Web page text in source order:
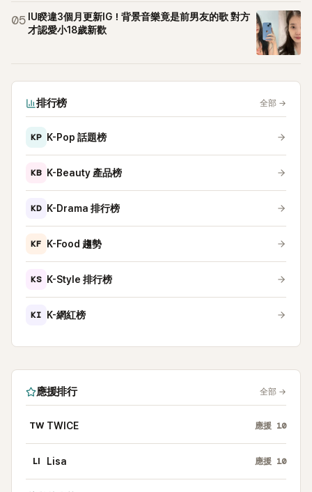
05 IU睽違3個月更新IG！背景音樂竟是前男友的歌 對方
才認愛小18歲新歡
排行榜 全部 →
KP K-Pop 話題榜
KB K-Beauty 產品榜
KD K-Drama 排行榜
KF K-Food 趨勢
KS K-Style 排行榜
KI K-網紅榜
應援排行 全部 →
TW TWICE 應援 10
LI Lisa 應援 10